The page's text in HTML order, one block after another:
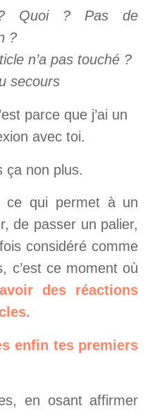
Quoi ? Pas de
?
n’a pas touché ?
secours
parce que j’ai un
avec toi.
ça non plus.
ce qui permet à un
de passer un palier,
considéré comme
c’est ce moment où
des réactions
enfin tes premiers
en osant affirmer